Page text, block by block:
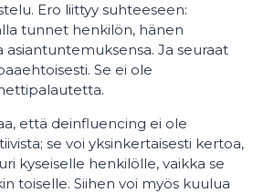
Ero liittyy suhteeseen:
tunnet henkilön, hänen
asiantuntemuksensa. Ja seuraat
Se ei ole
että deinfluencing ei ole
se voi yksinkertaisesti kertoa,
kyseiselle henkilölle, vaikka se
toiselle. Siihen voi myös kuulua